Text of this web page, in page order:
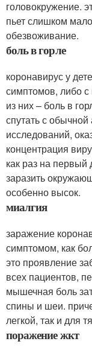
головокружение.
пьет слишком
обезвоживание.
боль в горле
коронавирус у
симптомов, либо
из них – боль в
спутать с
исследований,
концентрация
как раз на первый
заразить
особенно высок.
миалгия
заражение
симптомом, как
это проявление
всех пациентов,
мышечная боль
спины и шеи.
легкой, так и для
поражение жкт